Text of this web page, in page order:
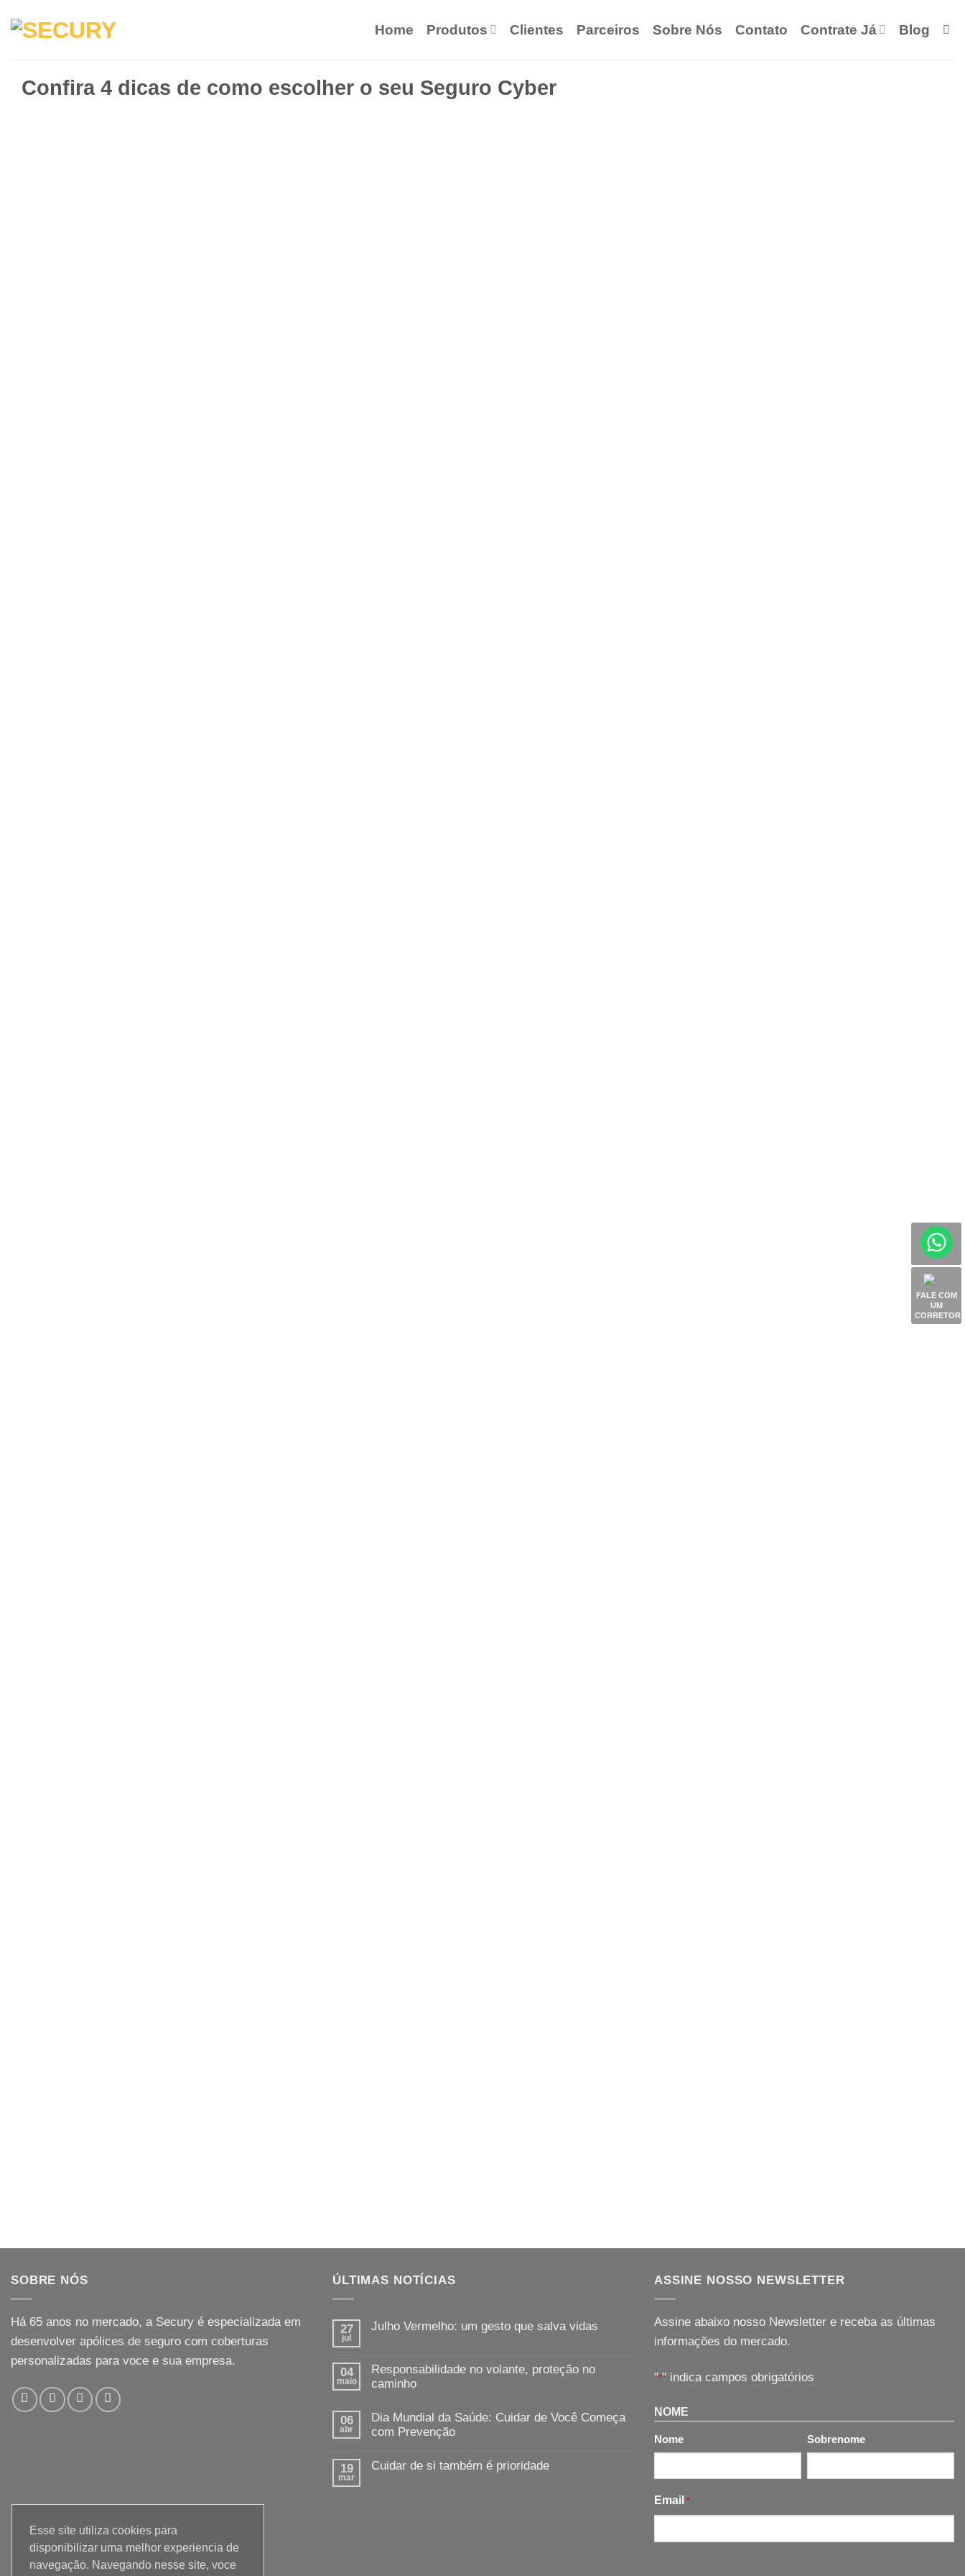
Esse site utiliza cookies para
disponibilizar uma melhor experiencia de
navegação. Navegando nesse site, voce
Home Produtos Clientes Parceiros Sobre Nós Contato Contrate Já Blog
Confira 4 dicas de como escolher o seu Seguro Cyber
FALE COM
UM
CORRETOR
SOBRE NÓS
Há 65 anos no mercado, a Secury é especializada em
desenvolver apólices de seguro com coberturas
personalizadas para voce e sua empresa.
ÚLTIMAS NOTÍCIAS
27
jul
Julho Vermelho: um gesto que salva vidas
04
maio
Responsabilidade no volante, proteção no
caminho
06
abr
Dia Mundial da Saúde: Cuidar de Você Começa
com Prevenção
19
mar
Cuidar de si também é prioridade
ASSINE NOSSO NEWSLETTER
Assine abaixo nosso Newsletter e receba as últimas
informações do mercado.
"*" indica campos obrigatórios
NOME
Nome Sobrenome
Email *